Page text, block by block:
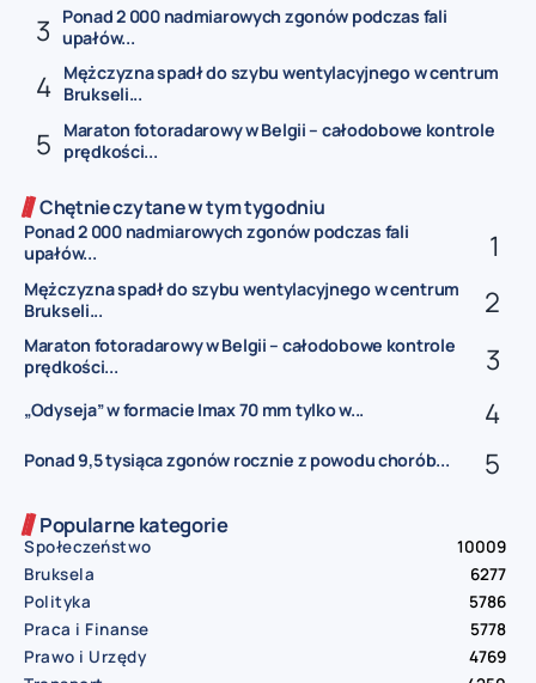
Ponad 2 000 nadmiarowych zgonów podczas fali
upałów...
Mężczyzna spadł do szybu wentylacyjnego w centrum
Brukseli...
Maraton fotoradarowy w Belgii – całodobowe kontrole
prędkości...
Chętnie czytane w tym tygodniu
Ponad 2 000 nadmiarowych zgonów podczas fali
upałów...
Mężczyzna spadł do szybu wentylacyjnego w centrum
Brukseli...
Maraton fotoradarowy w Belgii – całodobowe kontrole
prędkości...
„Odyseja” w formacie Imax 70 mm tylko w...
Ponad 9,5 tysiąca zgonów rocznie z powodu chorób...
Popularne kategorie
Społeczeństwo
10009
Bruksela
6277
Polityka
5786
Praca i Finanse
5778
Prawo i Urzędy
4769